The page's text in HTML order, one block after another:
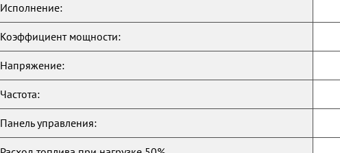
Исполнение:
Коэффициент мощности:
Напряжение:
Частота:
Панель управления: